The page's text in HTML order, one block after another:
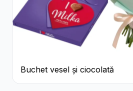
Buchet vesel și ciocolată